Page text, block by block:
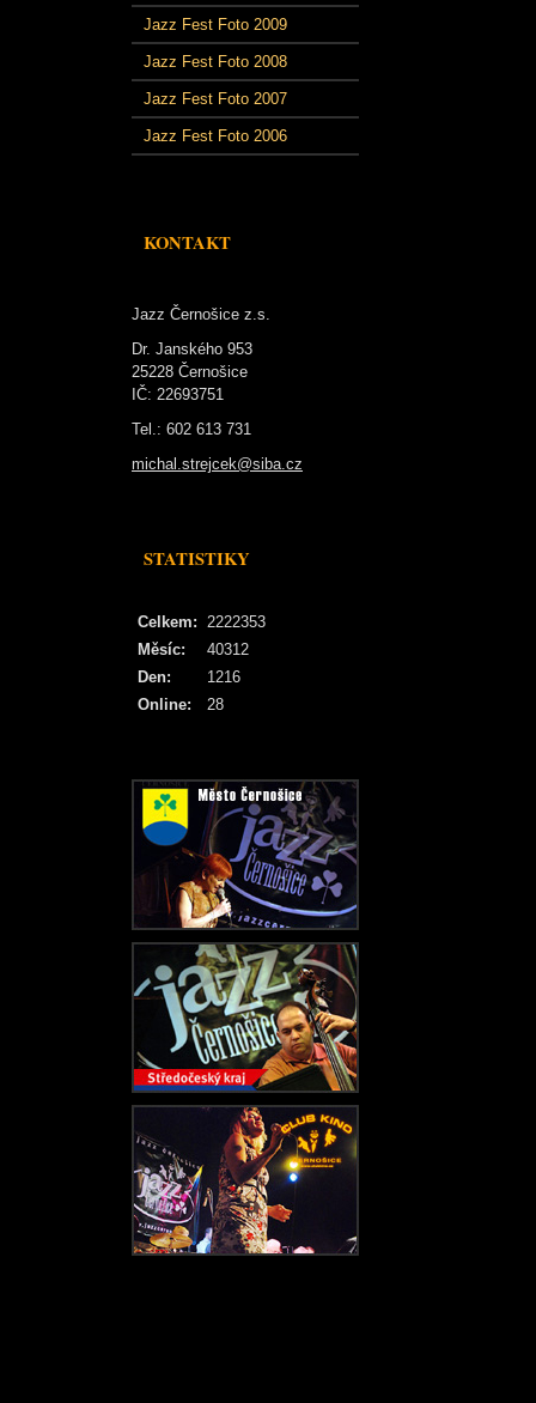
Jazz Fest Foto 2009
Jazz Fest Foto 2008
Jazz Fest Foto 2007
Jazz Fest Foto 2006
KONTAKT
Jazz Černošice z.s.
Dr. Janského 953
25228 Černošice
IČ: 22693751
Tel.: 602 613 731
michal.strejcek@siba.cz
STATISTIKY
Online: 28
Celkem: 2222353
Měsíc:
40312
Den:
1216